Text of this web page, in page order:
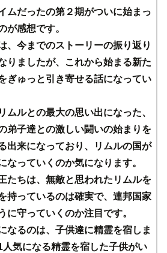
ムだったの第２期がついに始まっ
が感想です。
、今までのストーリーの振り返り
りましたが、これから始まる新た
ぎゅっと引き寄せる話になってい
ムルとの最大の思い出になった、
弟子達との激しい闘いの始まりを
出来になっており、リムルの国が
なっていくのか気になります。
たちは、無敵と思われたリムルを
持っているのは確実で、連邦国家
に守っていくのか注目です。
なるのは、子供達に精霊を宿しま
人気になる精霊を宿した子供がい